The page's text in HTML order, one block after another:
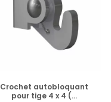
EN STOCK
Crochet autobloquant
pour tige 4 x 4 (...